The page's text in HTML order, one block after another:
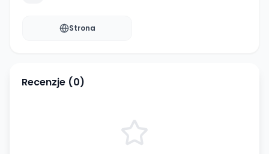
Strona
Recenzje (0)